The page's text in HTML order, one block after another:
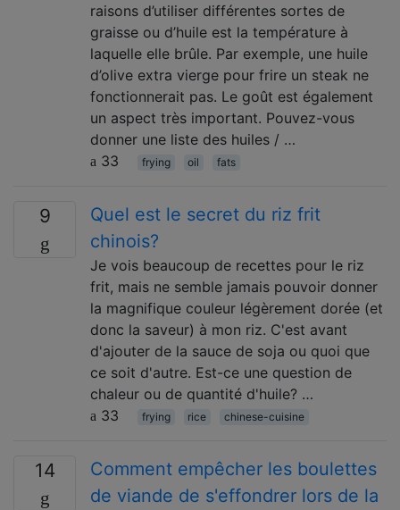
raisons d’utiliser différentes sortes de
graisse ou d’huile est la température à
laquelle elle brûle. Par exemple, une huile
d’olive extra vierge pour frire un steak ne
fonctionnerait pas. Le goût est également
un aspect très important. Pouvez-vous
donner une liste des huiles / …
33
frying oil fats
9
Quel est le secret du riz frit
chinois?
Je vois beaucoup de recettes pour le riz
frit, mais ne semble jamais pouvoir donner
la magnifique couleur légèrement dorée (et
donc la saveur) à mon riz. C'est avant
d'ajouter de la sauce de soja ou quoi que
ce soit d'autre. Est-ce une question de
chaleur ou de quantité d'huile? …
33
frying rice chinese-cuisine
14
Comment empêcher les boulettes
de viande de s'effondrer lors de la